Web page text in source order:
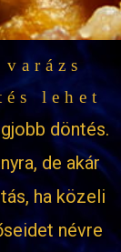
lehet
döntés.
de akár
ha közeli
névre